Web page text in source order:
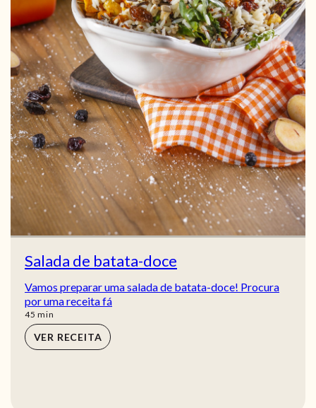
Salada de batata-doce
Vamos preparar uma salada de batata-doce! Procura
por uma receita fá
45 min
min
VER RECEITA